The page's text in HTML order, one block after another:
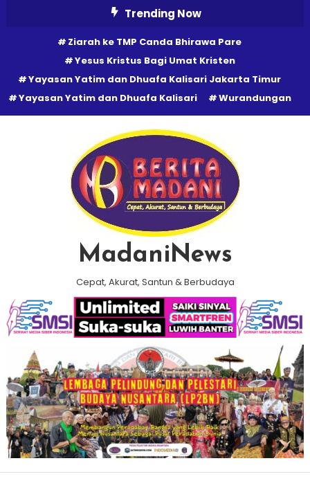
Trending Now
Ziarah ke TMP Canda Bhirawa Pare
Yesus Kristus Bagi Umat Kristen
Yayasan Yatim dan Dhuafa Kalisari Jakarta Timur
Yayasan Yatim dan Dhuafa Kalisari
Wurandungan
MadaniNews
Cepat, Akurat, Santun & Berbudaya